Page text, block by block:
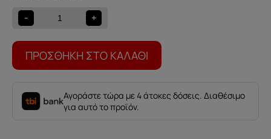
-
CA184
ποσότητα
+
ΠΡΟΣΘΉΚΗ ΣΤΟ ΚΑΛΆΘΙ
Αγοράστε τώρα με 4 άτοκες δόσεις. Διαθέσιμο
για αυτό το προϊόν.